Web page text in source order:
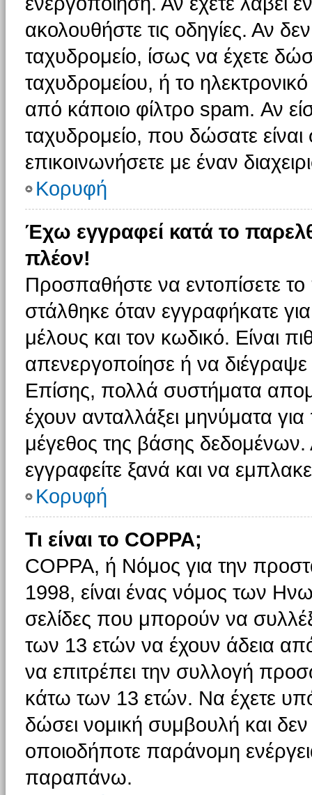
ακολουθήστε τις οδηγίες. Αν
ταχυδρομείο, ίσως να έχετε
ταχυδρομείου, ή το
από κάποιο φίλτρο spam. Αν
ταχυδρομείο, που δώσατε
επικοινωνήσετε με έναν
Κορυφή
Έχω εγγραφεί κατά το
πλέον!
Προσπαθήστε να εντοπίσετε
στάλθηκε όταν εγγραφήκατε
μέλους και τον κωδικό. Είναι
απενεργοποίησε ή να
Επίσης, πολλά συστήματα
έχουν ανταλλάξει μηνύματα
μέγεθος της βάσης
εγγραφείτε ξανά και να
Κορυφή
Τι είναι το COPPA;
COPPA, ή Νόμος για την
1998, είναι ένας νόμος των
σελίδες που μπορούν να
των 13 ετών να έχουν άδεια
να επιτρέπει την συλλογή
κάτω των 13 ετών. Να έχετε
δώσει νομική συμβουλή και δεν
οποιοδήποτε παράνομη
παραπάνω.